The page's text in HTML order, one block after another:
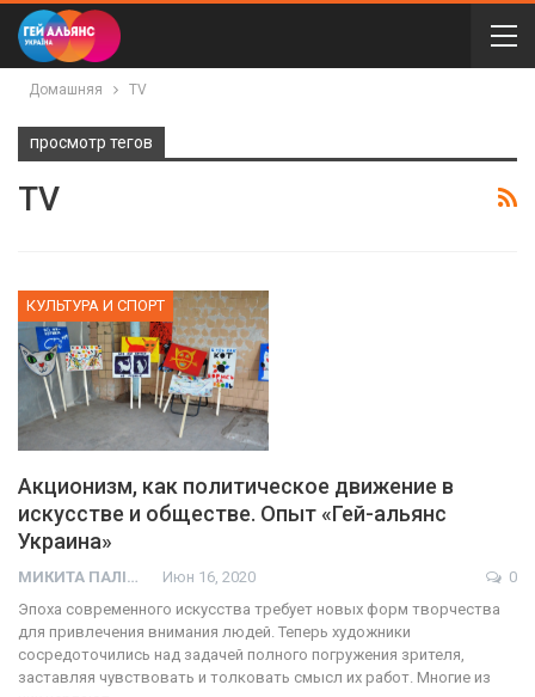
Домашняя TV
просмотр тегов
TV
КУЛЬТУРА И СПОРТ
Акционизм, как политическое движение в
искусстве и обществе. Опыт «Гей-альянс
Украина»
МИКИТА ПАЛІЙ Июн 16, 2020
0
Эпоха современного искусства требует новых форм творчества
для привлечения внимания людей. Теперь художники
сосредоточились над задачей полного погружения зрителя,
заставляя чувствовать и толковать смысл их работ. Многие из